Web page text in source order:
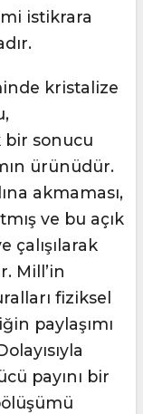
istikrara
kristalize
bir sonucu
ürünüdür.
akmaması,
ve bu açık
çalışılarak
Mill’in
fiziksel
paylaşımı
payını bir